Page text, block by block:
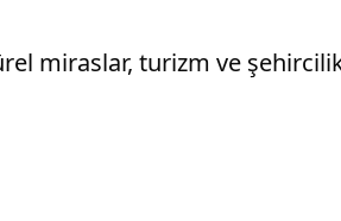
miraslar, turizm ve